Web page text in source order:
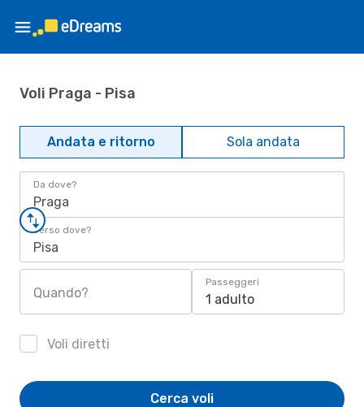
Voli Praga - Pisa
Andata e ritorno Sola andata
Da dove?
Praga
Verso dove?
Pisa
Quando?
Passeggeri
1 adulto
Voli diretti
Cerca voli